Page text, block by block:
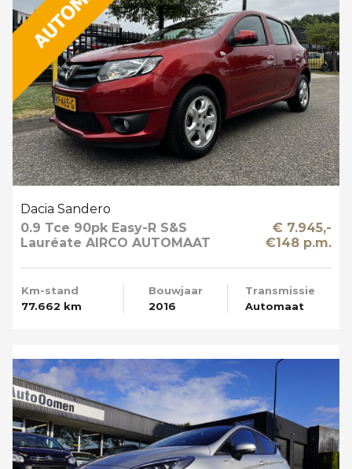
Dacia Sandero
0.9 Tce 90pk Easy-R S&S
Lauréate AIRCO AUTOMAAT
€ 7.945,-
€148 p.m.
Km-stand
77.662 km
Bouwjaar
2016
Transmissie
Automaat